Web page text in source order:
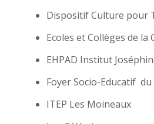
e
m
n
t
Dispositif Culture pour
Ecoles et Collèges de la
EHPAD Institut
Foyer Socio-Educatif
ITEP Les Moineaux